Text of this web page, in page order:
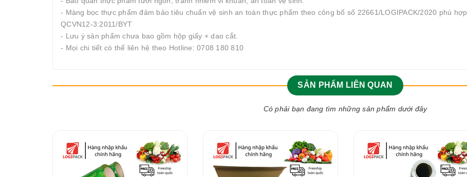
- Màng bọc thực phẩm đảm bảo tiêu chuẩn vệ sinh an toàn thực phẩm theo công bố số 22661/LOGIPACK/2020 phù hợp
QCVN12-3:2011/BYT
- Lưu ý sản phẩm chưa bao gồm hộp giấy + dao cắt.
- Mọi chi tiết có thể liên hệ theo Hotline: 0708 180 810
SẢN PHẨM LIÊN QUAN
Có phải bạn đang tìm những sản phẩm dưới đây